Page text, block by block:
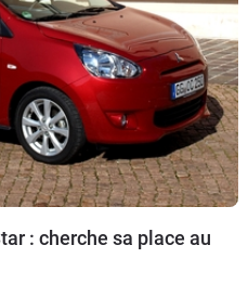
: cherche sa place au